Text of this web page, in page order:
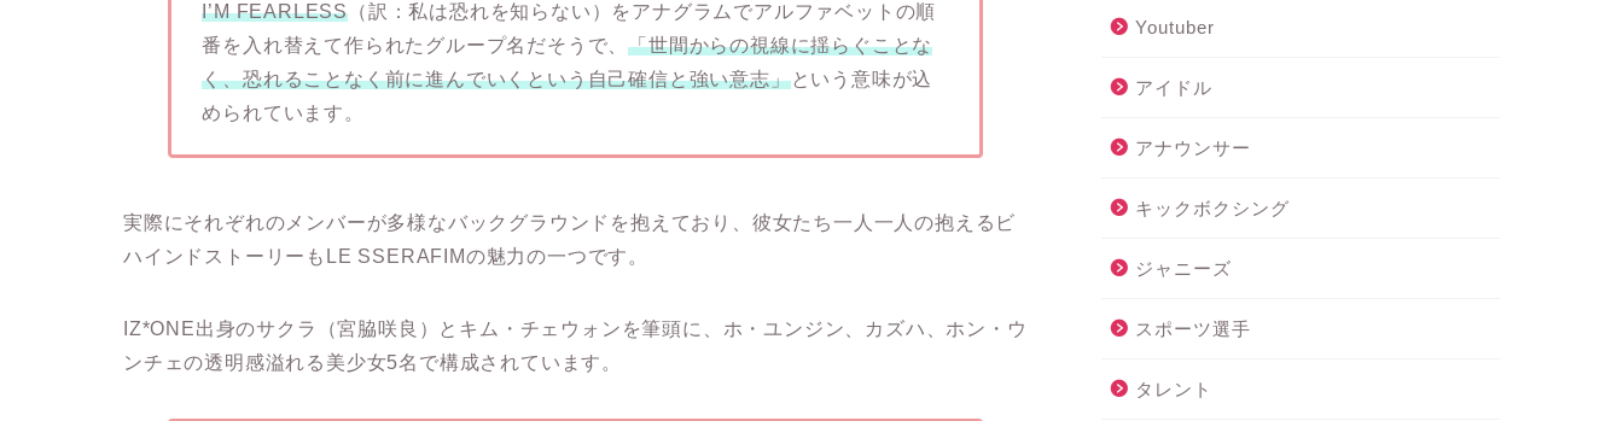
I’M FEARLESS （訳：私は恐れを知らない）をアナグラムでアルファベットの順
番を入れ替えて作られたグループ名だそうで、「世間からの視線に揺らぐことな
く、恐れることなく前に進んでいくという自己確信と強い意志」という意味が込
められています。
実際にそれぞれのメンバーが多様なバックグラウンドを抱えており、彼女たち一人一人の抱えるビ
ハインドストーリーもLE SSERAFIMの魅力の一つです。
IZ*ONE出身のサクラ（宮脇咲良）とキム・チェウォンを筆頭に、ホ・ユンジン、カズハ、ホン・ウ
ンチェの透明感溢れる美少女5名で構成されています。
Youtuber
アイドル
アナウンサー
キックボクシング
ジャニーズ
スポーツ選手
タレント